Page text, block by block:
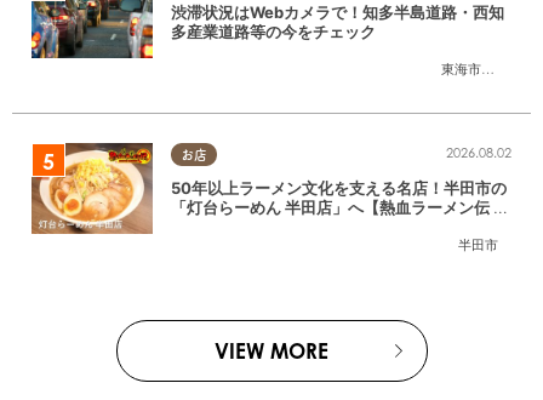
東海市
,大府市
渋滞状況はWebカメラで！知多半島道路・西知
多産業道路等の今をチェック
お店
半田市
2026.08.02
50年以上ラーメン文化を支える名店！半田市の
「灯台らーめん 半田店」へ【熱血ラーメン伝 8
VIEW MORE